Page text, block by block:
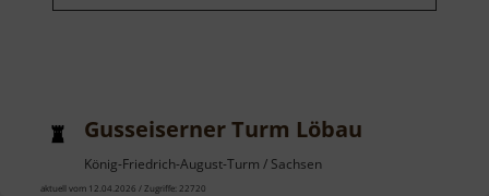
Gusseiserner Turm Löbau
König-Friedrich-August-Turm / Sachsen
aktuell vom 12.04.2026 / Zugriffe: 22720